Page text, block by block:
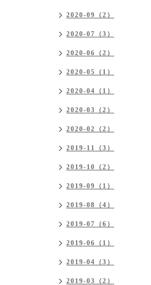
2020-09（2）
2020-07（3）
2020-06（2）
2020-05（1）
2020-04（1）
2020-03（2）
2020-02（2）
2019-11（3）
2019-10（2）
2019-09（1）
2019-08（4）
2019-07（6）
2019-06（1）
2019-04（3）
2019-03（2）